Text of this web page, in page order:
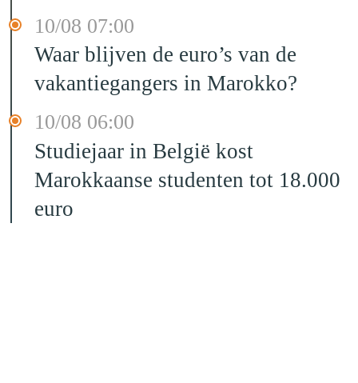
10/08 07:00
Waar blijven de euro’s van de
vakantiegangers in Marokko?
10/08 06:00
Studiejaar in België kost
Marokkaanse studenten tot 18.000
euro